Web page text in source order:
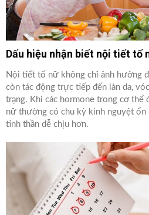
Dấu hiệu nhận biết nội tiết tố
Nội tiết tố nữ không chỉ ảnh hưởng
còn tác động trực tiếp đến làn da,
trạng. Khi các hormone trong cơ thể
nữ thường có chu kỳ kinh nguyệt ổn
tinh thần dễ chịu hơn.